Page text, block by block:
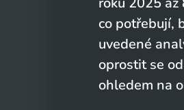
co potřebují,
uvedené
oprostit se
ohledem na